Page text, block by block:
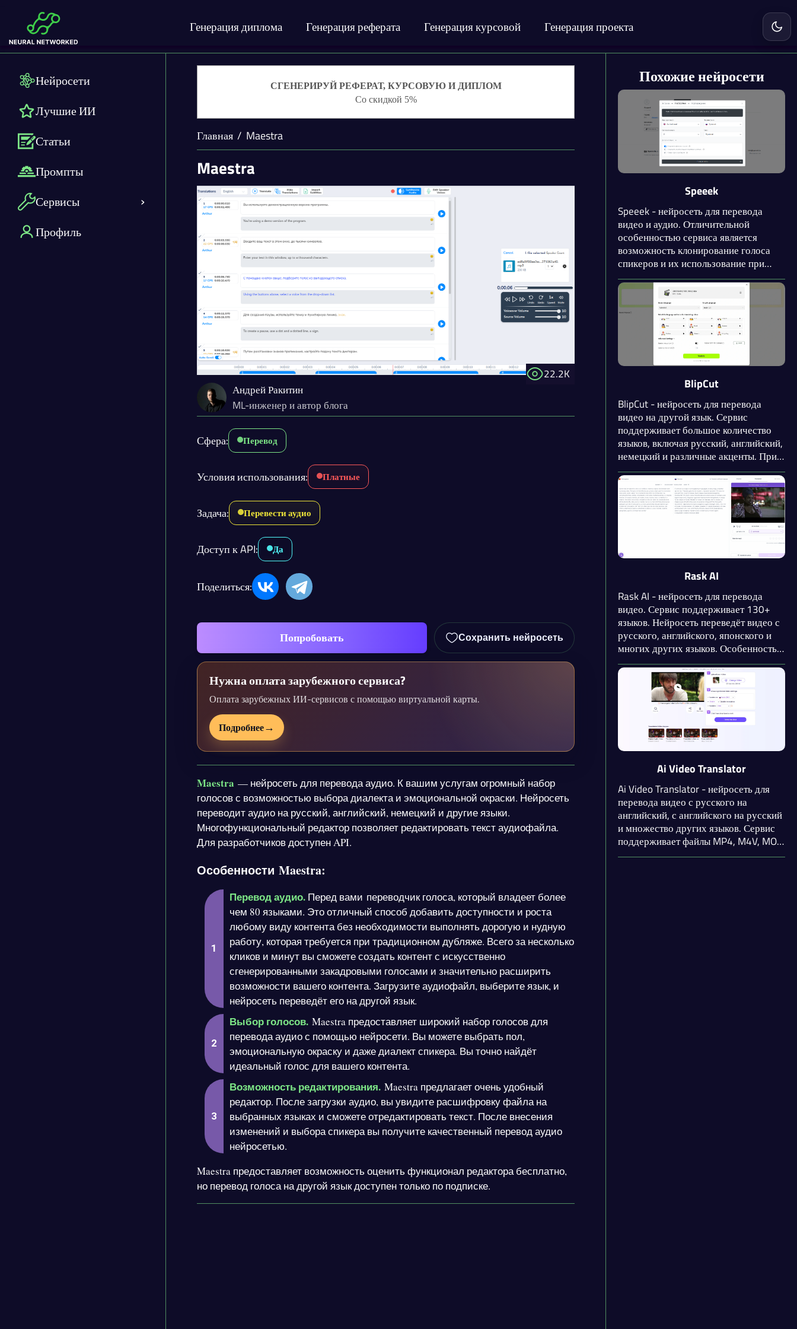
Генерация диплома Генерация реферата Генерация курсовой Генерация проекта
Нейросети
Лучшие ИИ
Статьи
Промпты
Сервисы
Профиль
СГЕНЕРИРУЙ РЕФЕРАТ, КУРСОВУЮ И ДИПЛОМ
Со скидкой 5%
Главная Maestra
Maestra
22.2K
Андрей Ракитин
ML-инженер и автор блога
Сфера: Перевод
Условия использования: Платные
Задача: Перевести аудио
Доступ к API: Да
Поделиться:
Попробовать Сохранить нейросеть
Нужна оплата зарубежного сервиса?
Оплата зарубежных ИИ-сервисов с помощью виртуальной карты.
Подробнее→
Maestra — нейросеть для перевода аудио. К вашим услугам огромный набор
голосов с возможностью выбора диалекта и эмоциональной окраски. Нейросеть
переводит аудио на русский, английский, немецкий и другие языки.
Многофункциональный редактор позволяет редактировать текст аудиофайла.
Для разработчиков доступен API.
Особенности Maestra:
Перевод аудио.Перед вами переводчик голоса, который владеет более
чем 80 языками. Это отличный способ добавить доступности и роста
любому виду контента без необходимости выполнять дорогую и нудную
работу, которая требуется при традиционном дубляже. Всего за несколько
кликов и минут вы сможете создать контент с искусственно
сгенерированными закадровыми голосами и значительно расширить
возможности вашего контента. Загрузите аудиофайл, выберите язык, и
нейросеть переведёт его на другой язык.
Выбор голосов.Maestra предоставляет широкий набор голосов для
перевода аудио с помощью нейросети. Вы можете выбрать пол,
эмоциональную окраску и даже диалект спикера. Вы точно найдёт
идеальный голос для вашего контента.
Возможность редактирования.Maestra предлагает очень удобный
редактор. После загрузки аудио, вы увидите расшифровку файла на
выбранных языках и сможете отредактировать текст. После внесения
изменений и выбора спикера вы получите качественный перевод аудио
нейросетью.
Maestra предоставляет возможность оценить функционал редактора бесплатно,
но перевод голоса на другой язык доступен только по подписке.
Похожие нейросети
Speeek
Speeek - нейросеть для перевода
видео и аудио. Отличительной
особенностью сервиса является
возможность клонирование голоса
спикеров и их использование при
переводе. Доступно приличное
количество языков, включая русский,
английский, китайский и другие.
Сервис регулярно развивается, и
вскоре разработчики добавят
синхронизацию губ и API.
BlipCut
BlipCut - нейросеть для перевода
видео на другой язык. Сервис
поддерживает большое количество
языков, включая русский, английский,
немецкий и различные акценты. При
переводе видео можно использовать
оригинальный голос спикера с
помощью технологии клонирования
голоса. Также присутствуют функции
транскрибации, синтеза речи и
перевода аудио с помощью
Rask AI
Rask AI - нейросеть для перевода
видео. Сервис поддерживает 130+
языков. Нейросеть переведёт видео с
русского, английского, японского и
многих других языков. Особенностью
приложения является синхронизация
речи и мимики. Кроме того,
нейросеть предоставит субтитры на
оригинальном или выбранном языке.
Присутствует API.
Ai Video Translator
Ai Video Translator - нейросеть для
перевода видео с русского на
английский, с английского на русский
и множество других языков. Сервис
поддерживает файлы MP4, M4V, MOV,
WEBM и размером до 200 Мб. Вы